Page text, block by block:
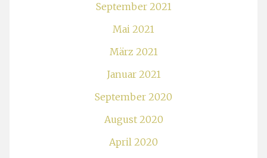
September 2021
Mai 2021
März 2021
Januar 2021
September 2020
August 2020
April 2020